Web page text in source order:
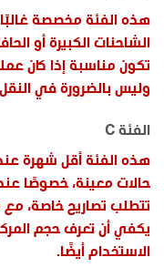
هذه الفئة مخصصة غالبًا
الشاحنات الكبيرة أو
تكون مناسبة إذا كان
وليس بالضرورة في
الفئة C
هذه الفئة أقل شهرة
حالات معينة، خصوصًا
يكفي أن تعرف حجم
الاستخدام أيضًا.